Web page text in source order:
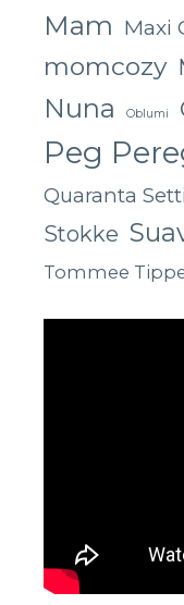
Mam Maxi
momcozy
Nuna Oblumi
Peg
Quaranta
Stokke
Tommee